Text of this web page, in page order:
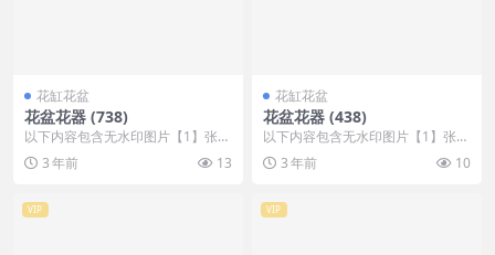
花缸花盆
花盆花器 (738)
以下内容包含无水印图片【1】张
，开通会员无障碍浏览 开通VIP会
员 3 年前 13
花缸花盆
花盆花器 (438)
以下内容包含无水印图片【1】张
，开通会员无障碍浏览 开通VIP会
员 3 年前 10
VIP VIP